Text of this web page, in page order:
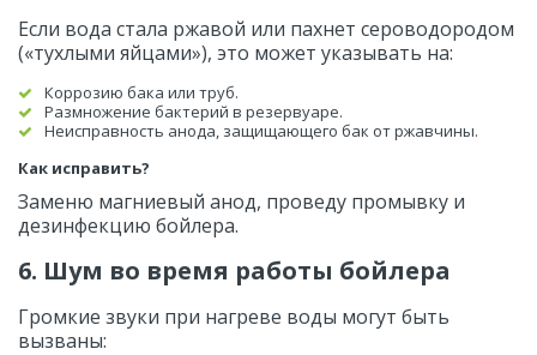
Если вода стала ржавой или пахнет сероводородом
(«тухлыми яйцами»), это может указывать на:
Коррозию бака или труб.
Размножение бактерий в резервуаре.
Неисправность анода, защищающего бак от ржавчины.
Как исправить?
Заменю магниевый анод, проведу промывку и
дезинфекцию бойлера.
6. Шум во время работы бойлера
Громкие звуки при нагреве воды могут быть
вызваны: